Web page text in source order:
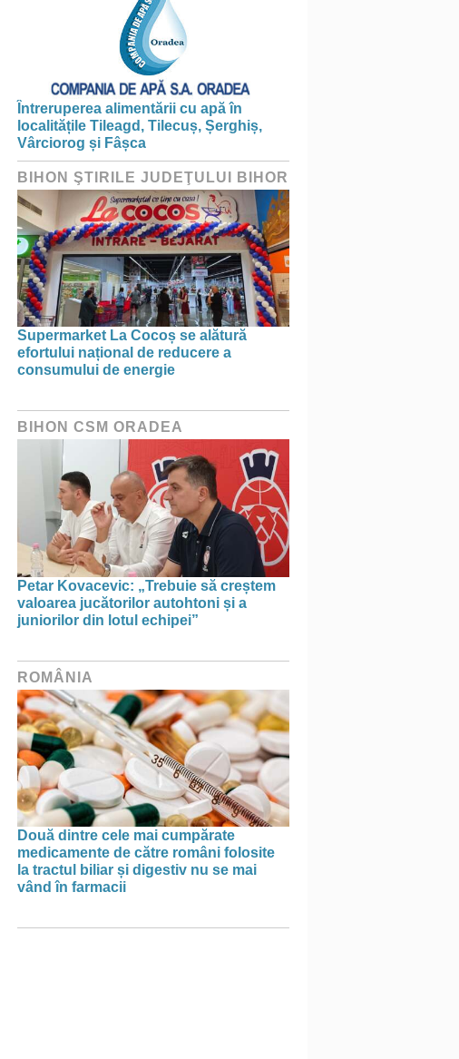
Întreruperea alimentării cu apă în
localitățile Tileagd, Tilecuș, Șerghiș,
Vârciorog și Fâșca
BIHON ŞTIRILE JUDEŢULUI BIHOR
Supermarket La Cocoș se alătură
efortului național de reducere a
consumului de energie
BIHON CSM ORADEA
Petar Kovacevic: „Trebuie să creștem
valoarea jucătorilor autohtoni și a
juniorilor din lotul echipei”
ROMÂNIA
Două dintre cele mai cumpărate
medicamente de către români folosite
la tractul biliar și digestiv nu se mai
vând în farmacii